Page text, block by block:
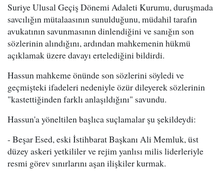
Suriye Ulusal Geçiş Dönemi Adaleti Kurumu, duruşmada
savcılığın mütalaasının sunulduğunu, müdahil tarafın
avukatının savunmasının dinlendiğini ve sanığın son
sözlerinin alındığını, ardından mahkemenin hükmü
açıklamak üzere davayı ertelediğini bildirdi.
Hassun mahkeme önünde son sözlerini söyledi ve
geçmişteki ifadeleri nedeniyle özür dileyerek sözlerinin
"kastettiğinden farklı anlaşıldığını" savundu.
Hassun'a yöneltilen başlıca suçlamalar şu şekildeydi:
- Beşar Esed, eski İstihbarat Başkanı Ali Memluk, üst
düzey askeri yetkililer ve rejim yanlısı milis liderleriyle
resmi görev sınırlarını aşan ilişkiler kurmak.